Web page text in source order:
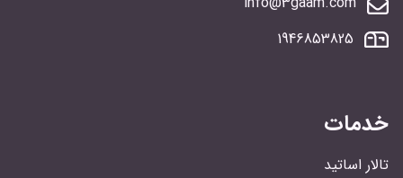
1946853825
خدمات
تالار اساتید